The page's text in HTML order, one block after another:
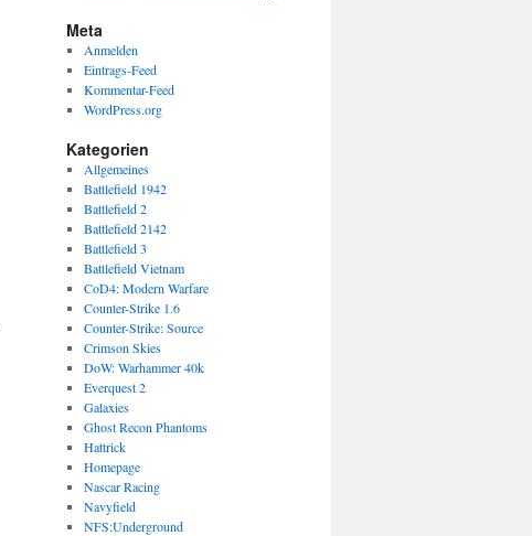
Meta
Anmelden
Eintrags-Feed
Kommentar-Feed
WordPress.org
Kategorien
Allgemeines
Battlefield 1942
Battlefield 2
Battlefield 2142
Battlefield 3
Battlefield Vietnam
CoD4: Modern Warfare
Counter-Strike 1.6
Counter-Strike: Source
Crimson Skies
DoW: Warhammer 40k
Everquest 2
Galaxies
Ghost Recon Phantoms
Hattrick
Homepage
Nascar Racing
Navyfield
NFS:Underground